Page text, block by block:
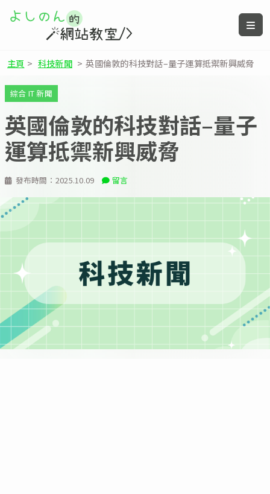
主頁 > 科技新聞 > 英國倫敦的科技對話–量子運算抵禦新興威脅
發布時間： 2025.10.09 留言
綜合 IT 新聞
英國倫敦的科技對話–量子
運算抵禦新興威脅